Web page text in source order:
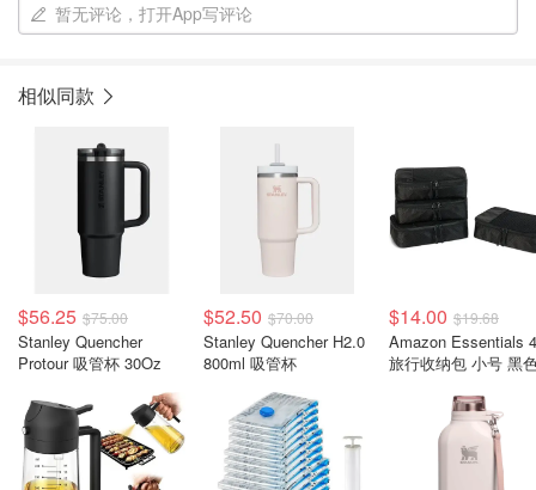
暂无评论，打开App写评论
相似同款
$56.25 $75.00
Stanley Quencher
Protour 吸管杯 30Oz
$52.50 $70.00
Stanley Quencher H2.0
800ml 吸管杯
$14.00 $19.68
Amazon Essentials
旅行收纳包 小号 黑